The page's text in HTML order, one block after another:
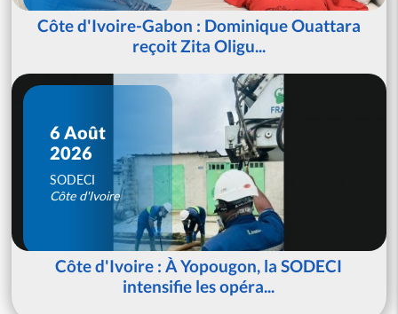
Côte d'Ivoire-Gabon : Dominique Ouattara
reçoit Zita Oligu...
6 Août
2026
SODECI
Côte d'Ivoire
Côte d'Ivoire : À Yopougon, la SODECI
intensifie les opéra...